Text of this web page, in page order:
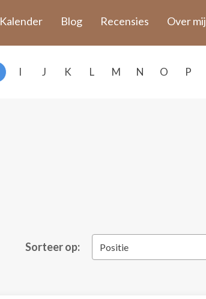
Kalender Blog Recensies Over mij
I J K L M N O P
Sorteer op: Positie